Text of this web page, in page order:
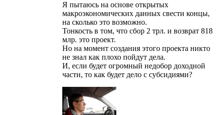
Я пытаюсь на основе открытых
макроэкономических данных свести концы,
на сколько это возможно.
Тонкость в том, что сбор 2 трл. и возврат 818
млр. это проект.
Но на момент создания этого проекта никто
не знал как плохо пойдут дела.
И, если будет огромный недобор доходной
части, то как будет дело с субсидиями?